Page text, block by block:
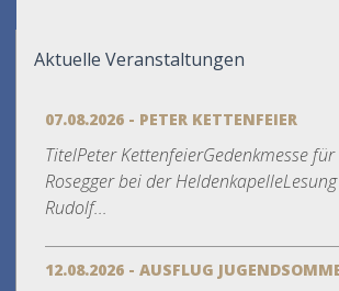
Aktuelle Veranstaltungen
07.08.2026 - PETER KETTENFEIER
TitelPeter KettenfeierGedenkmesse für
Rosegger bei der
Rudolf...
12.08.2026 - AUSFLUG